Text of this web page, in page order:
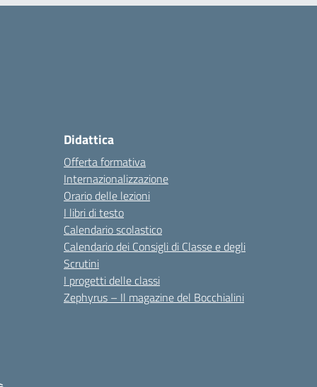
Didattica
Offerta formativa
Internazionalizzazione
Orario delle lezioni
I libri di testo
Calendario scolastico
Calendario dei Consigli di Classe e degli
Scrutini
I progetti delle classi
Zephyrus – Il magazine del Bocchialini